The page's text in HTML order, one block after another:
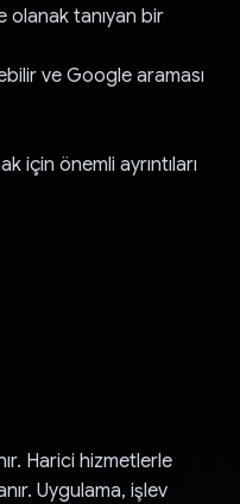
olanak tanıyan bir
ve Google araması
için önemli ayrıntıları
Harici hizmetlerle
Uygulama, işlev